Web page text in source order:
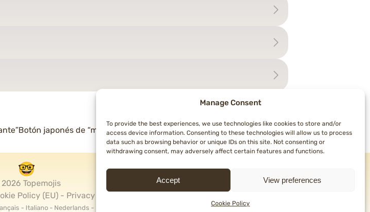
Manage Consent
To provide the best experiences, we use technologies like cookies to store and/or
access device information. Consenting to these technologies will allow us to process
data such as browsing behavior or unique IDs on this site. Not consenting or
withdrawing consent, may adversely affect certain features and functions.
Accept View preferences
Cookie Policy
Botón japonés de “monto mensual”→
Topemojis
Policy (EU) Privacy Policy
Italiano Nederlands